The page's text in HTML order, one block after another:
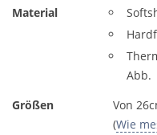
Material
Abb.
Größen
Von
(Wie